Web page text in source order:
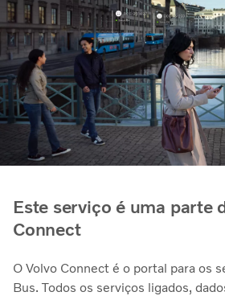
Este serviço é uma parte
Connect
O Volvo Connect é o portal para os
Bus. Todos os serviços ligados,